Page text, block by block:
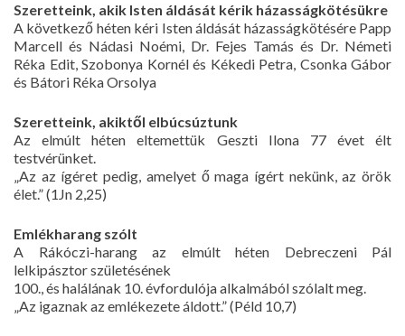
Szeretteink, akik Isten áldását kérik házasságkötésükre
A következő héten kéri Isten áldását házasságkötésére Papp
Marcell és Nádasi Noémi, Dr. Fejes Tamás és Dr. Németi
Réka Edit, Szobonya Kornél és Kékedi Petra, Csonka Gábor
és Bátori Réka Orsolya
Szeretteink, akiktől elbúcsúztunk
Az elmúlt héten eltemettük Geszti Ilona 77 évet élt
testvérünket.
„Az az ígéret pedig, amelyet ő maga ígért nekünk, az örök
élet.” (1Jn 2,25)
Emlékharang szólt
A Rákóczi-harang az elmúlt héten Debreczeni Pál
lelkipásztor születésének
100., és halálának 10. évfordulója alkalmából szólalt meg.
„Az igaznak az emlékezete áldott.” (Péld 10,7)